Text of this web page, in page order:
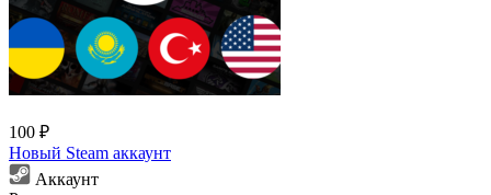
100 ₽
Новый Steam аккаунт
Аккаунт